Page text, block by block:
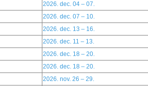
2026. dec. 04 – 07.
2026. dec. 07 – 10.
2026. dec. 13 – 16.
2026. dec. 11 – 13.
2026. dec. 18 – 20.
2026. dec. 18 – 20.
2026. nov. 26 – 29.